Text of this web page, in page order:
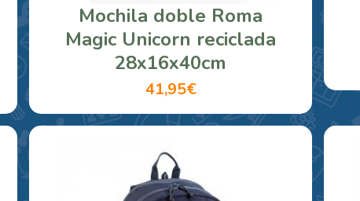
Mochila doble Roma
Magic Unicorn reciclada
28x16x40cm
41,95€